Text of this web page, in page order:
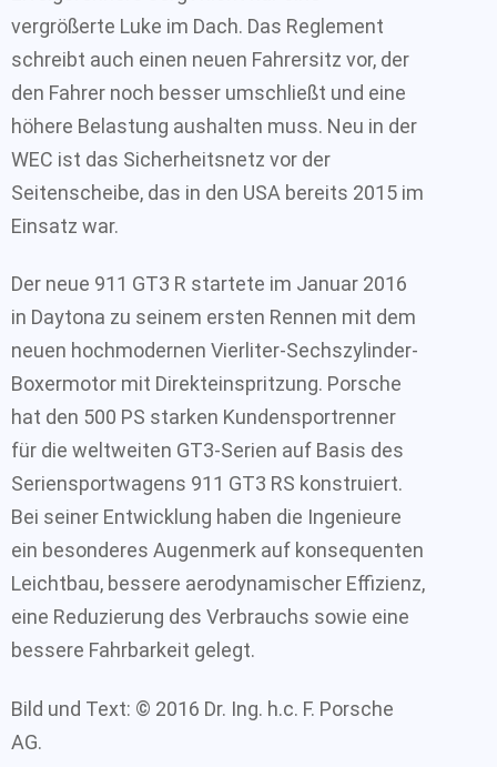
vergrößerte Luke im Dach. Das Reglement
schreibt auch einen neuen Fahrersitz vor, der
den Fahrer noch besser umschließt und eine
höhere Belastung aushalten muss. Neu in der
WEC ist das Sicherheitsnetz vor der
Seitenscheibe, das in den USA bereits 2015 im
Einsatz war.
Der neue 911 GT3 R startete im Januar 2016
in Daytona zu seinem ersten Rennen mit dem
neuen hochmodernen Vierliter-Sechszylinder-
Boxermotor mit Direkteinspritzung. Porsche
hat den 500 PS starken Kundensportrenner
für die weltweiten GT3-Serien auf Basis des
Seriensportwagens 911 GT3 RS konstruiert.
Bei seiner Entwicklung haben die Ingenieure
ein besonderes Augenmerk auf konsequenten
Leichtbau, bessere aerodynamischer Effizienz,
eine Reduzierung des Verbrauchs sowie eine
bessere Fahrbarkeit gelegt.
Bild und Text: © 2016 Dr. Ing. h.c. F. Porsche
AG.